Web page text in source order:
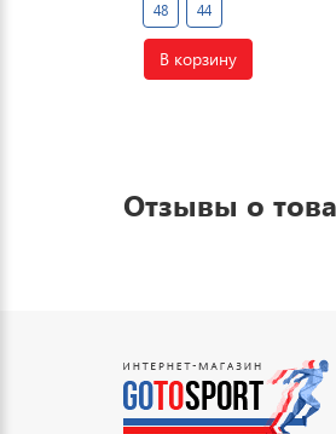
48 44
В корзину
Отзывы о